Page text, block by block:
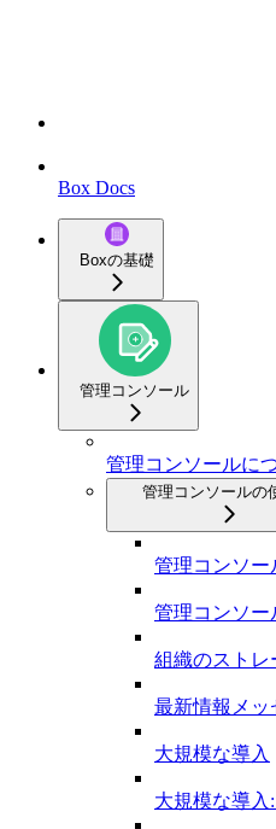
Box Docs
Boxの基礎
管理コンソール
管理コンソールに
管理コンソールの
管理コンソー
管理コンソー
組織のストレ
最新情報メッ
大規模な導入
大規模な導入